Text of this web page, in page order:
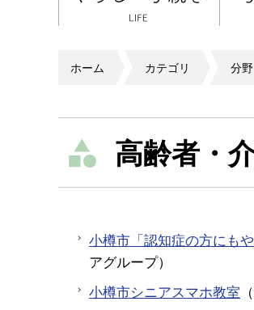
ホーム カテゴリ 分野
高齢者・
小樽市「認知症の方にも
アグループ）
小樽市シニアスマホ教室 （